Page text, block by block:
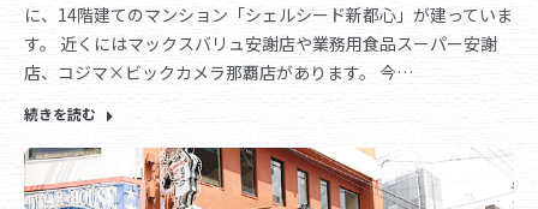
に、14階建てのマンション「シェルシード新都心」が建っていま
す。 近くにはマックスバリュ安謝店や業務用食品スーパー安謝
店、コジマ×ビックカメラ那覇店があります。 今…
続きを読む